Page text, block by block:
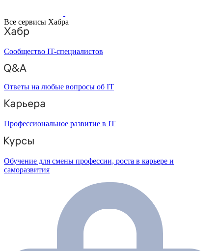
Все сервисы Хабра
Сообщество IT-специалистов
Ответы на любые вопросы об IT
Профессиональное развитие в IT
Обучение для смены профессии, роста в карьере и
саморазвития